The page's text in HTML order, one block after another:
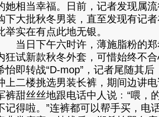
她相当幸福。日前，记者发现属
下大批秋冬男装，直至发现有记
举实在有点此地无银。
当日下午六时许，薄施脂粉的郑
狂试新款秋冬外套，可惜始终不
怡即转战“D-mop”，记者尾随其
上二楼挑选男装长裤，期间边讲
裤甜丝丝地跟电话中人说﹕“喂，
记得啦。”连裤都可以帮手买，电